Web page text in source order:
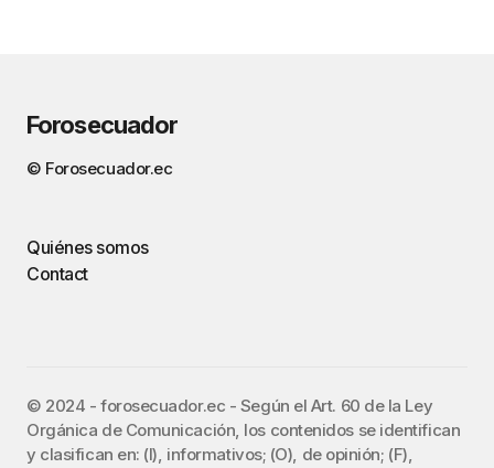
Forosecuador
© Forosecuador.ec
Quiénes somos
Contact
©️ 2024 - forosecuador.ec - Según el Art. 60 de la Ley
Orgánica de Comunicación, los contenidos se identifican
y clasifican en: (I), informativos; (O), de opinión; (F),